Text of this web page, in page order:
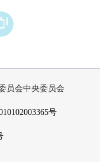
员会中央委员会
号